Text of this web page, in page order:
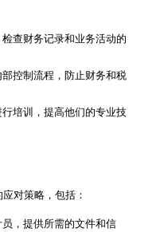
查财务记录和业务活动的
控制流程，防止财务和税
培训，提高他们的专业技
对策略，包括：
，提供所需的文件和信